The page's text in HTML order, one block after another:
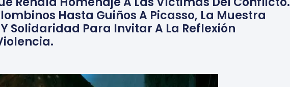
Hasta Guiños A Picasso, La Muestra
Solidaridad Para Invitar A La Reflexión